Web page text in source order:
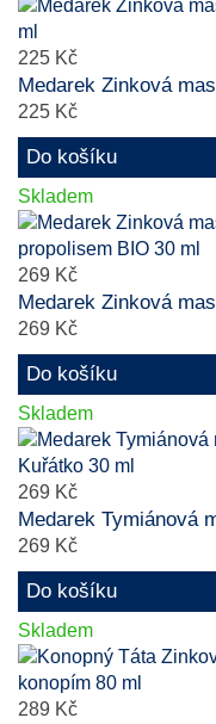
225 Kč
Medarek Zinková
225 Kč
Do košíku
Skladem
269 Kč
Medarek Zinková
269 Kč
Do košíku
Skladem
269 Kč
Medarek Tymiánová
269 Kč
Do košíku
Skladem
289 Kč